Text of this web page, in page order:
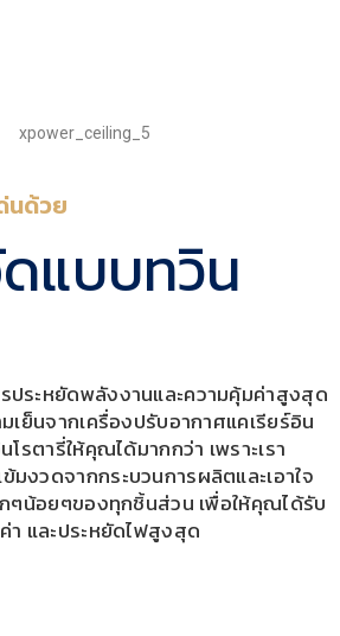
นด้วย
แบบทวิน
ประหยัดพลังงานและความคุ้มค่าสูงสุด
เย็นจากเครื่องปรับอากาศแคเรียร์อิน
โรตารี่ให้คุณได้มากกว่า เพราะเรา
งวดจากกระบวนการผลิตและเอาใจ
กๆน้อยๆของทุกชิ้นส่วน เพื่อให้คุณได้รับ
า และประหยัดไฟสูงสุด